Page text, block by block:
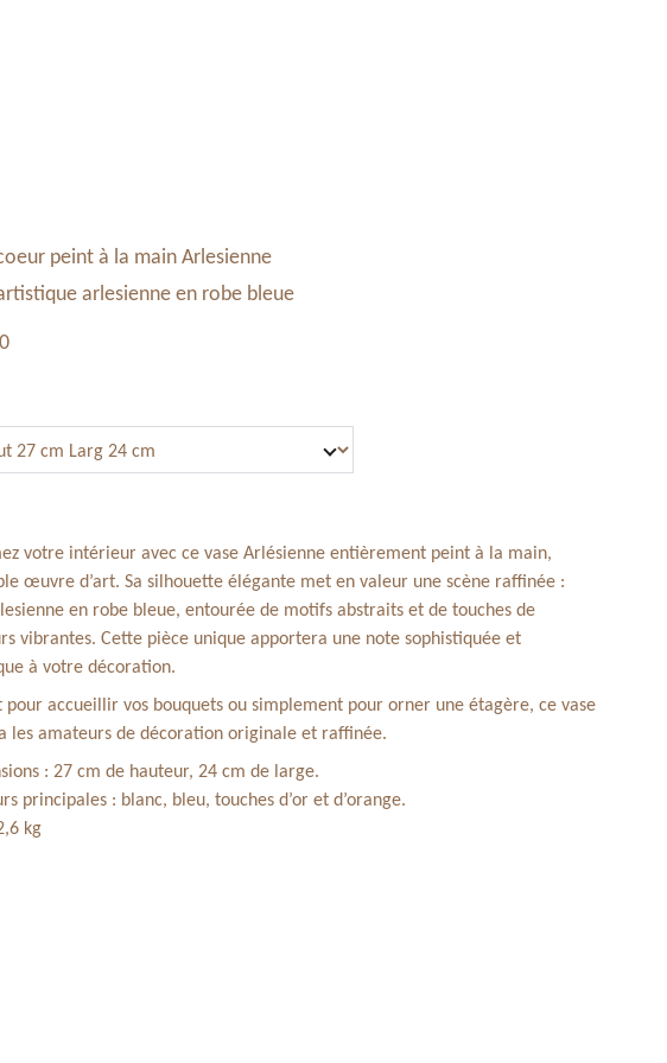
peint à la main Arlesienne
arlesienne en robe bleue
votre intérieur avec ce vase Arlésienne entièrement peint à la main,
œuvre d’art. Sa silhouette élégante met en valeur une scène raffinée :
en robe bleue, entourée de motifs abstraits et de touches de
vibrantes. Cette pièce unique apportera une note sophistiquée et
à votre décoration.
pour accueillir vos bouquets ou simplement pour orner une étagère, ce vase
les amateurs de décoration originale et raffinée.
: 27 cm de hauteur, 24 cm de large.
principales : blanc, bleu, touches d’or et d’orange.
kg